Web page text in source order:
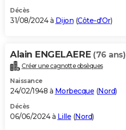
Décès
31/08/2024 à Dijon (Côte-d'Or)
Alain ENGELAERE (76 ans)
Créer une cagnotte obsèques
Naissance
24/02/1948 à Morbecque (Nord)
Décès
06/06/2024 à Lille (Nord)